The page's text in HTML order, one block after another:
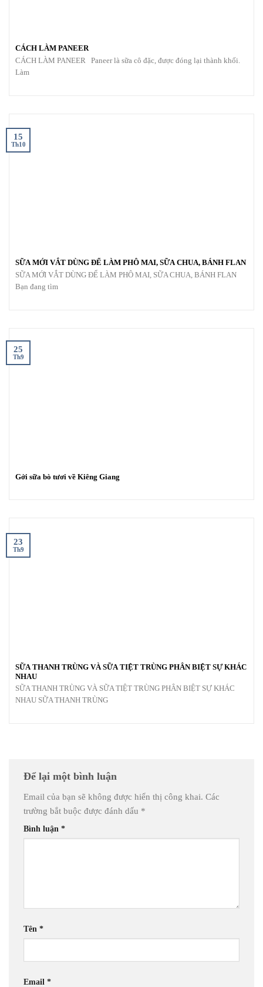
CÁCH LÀM PANEER
CÁCH LÀM PANEER Paneer là sữa cô đặc, được đóng lại thành khối.
Làm
SỮA MỚI VẮT DÙNG ĐỂ LÀM PHÔ MAI, SỮA CHUA, BÁNH FLAN
SỮA MỚI VẮT DÙNG ĐỂ LÀM PHÔ MAI, SỮA CHUA, BÁNH FLAN
Bạn đang tìm
15
Th10
Gởi sữa bò tươi về Kiêng Giang
25
Th9
SỮA THANH TRÙNG VÀ SỮA TIỆT TRÙNG PHÂN BIỆT SỰ KHÁC
NHAU
SỮA THANH TRÙNG VÀ SỮA TIỆT TRÙNG PHÂN BIỆT SỰ KHÁC
NHAU SỮA THANH TRÙNG
23
Th9
Để lại một bình luận
Email của bạn sẽ không được hiển thị công khai. Các
trường bắt buộc được đánh dấu *
Bình luận *
Tên *
Email *